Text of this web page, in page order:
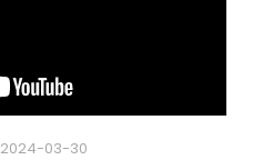
2024-03-30